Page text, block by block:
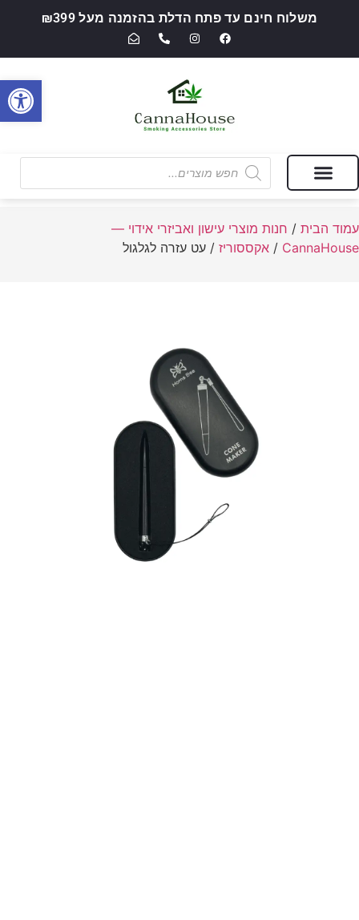
משלוח חינם עד פתח הדלת בהזמנה מעל ₪399
עמוד הבית / חנות מוצרי עישון ואביזרי אידוי —
CannaHouse
/ אקססוריז / עט עזרה לגלגול
פתח